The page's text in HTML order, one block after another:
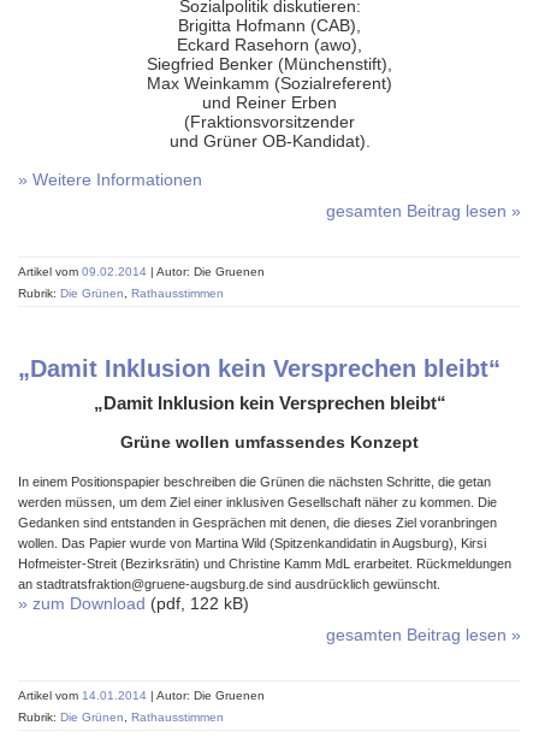
Sozialpolitik diskutieren:
Brigitta Hofmann (CAB),
Eckard Rasehorn (awo),
Siegfried Benker (Münchenstift),
Max Weinkamm (Sozialreferent)
und Reiner Erben
(Fraktionsvorsitzender
und Grüner OB-Kandidat).
» Weitere Informationen
gesamten Beitrag lesen »
Artikel vom 09.02.2014 | Autor: Die Gruenen
Rubrik: Die Grünen Rathausstimmen
„Damit Inklusion kein Versprechen bleibt“
„Damit Inklusion kein Versprechen bleibt“
Grüne wollen umfassendes Konzept
In einem Positionspapier beschreiben die Grünen die nächsten Schritte, die getan
werden müssen, um dem Ziel einer inklusiven Gesellschaft näher zu kommen. Die
Gedanken sind entstanden in Gesprächen mit denen, die dieses Ziel voranbringen
wollen. Das Papier wurde von Martina Wild (Spitzenkandidatin in Augsburg), Kirsi
Hofmeister-Streit (Bezirksrätin) und Christine Kamm MdL erarbeitet. Rückmeldungen
an stadtratsfraktion@gruene-augsburg.de sind ausdrücklich gewünscht.
» zum Download (pdf, 122 kB)
gesamten Beitrag lesen »
Artikel vom 14.01.2014 | Autor: Die Gruenen
Rubrik: Die Grünen Rathausstimmen